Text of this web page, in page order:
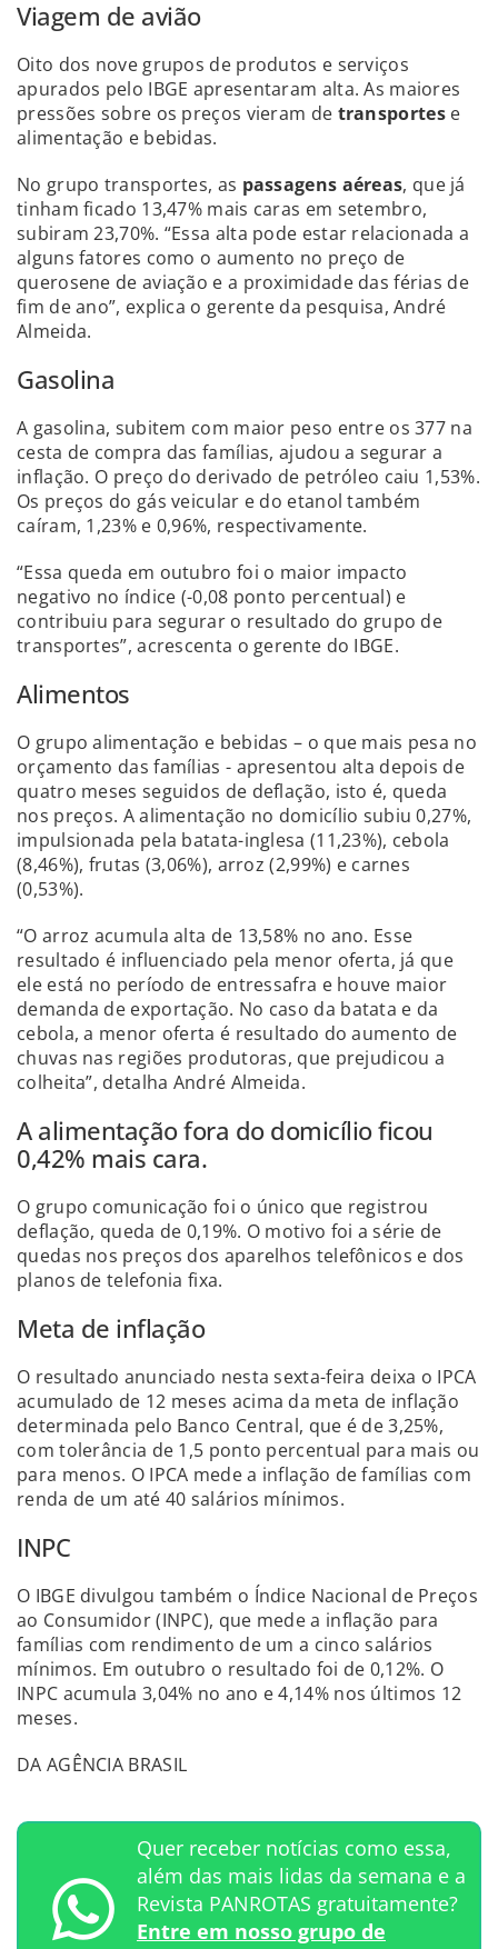
Viagem de avião
Oito dos nove grupos de produtos e serviços
apurados pelo IBGE apresentaram alta. As maiores
pressões sobre os preços vieram de transportese
alimentação e bebidas.
No grupo transportes, as passagens aéreas, que já
tinham ficado 13,47% mais caras em setembro,
subiram 23,70%. “Essa alta pode estar relacionada a
alguns fatores como o aumento no preço de
querosene de aviação e a proximidade das férias de
fim de ano”, explica o gerente da pesquisa, André
Almeida.
Gasolina
A gasolina, subitem com maior peso entre os 377 na
cesta de compra das famílias, ajudou a segurar a
inflação. O preço do derivado de petróleo caiu 1,53%.
Os preços do gás veicular e do etanol também
caíram, 1,23% e 0,96%, respectivamente.
“Essa queda em outubro foi o maior impacto
negativo no índice (-0,08 ponto percentual) e
contribuiu para segurar o resultado do grupo de
transportes”, acrescenta o gerente do IBGE.
Alimentos
O grupo alimentação e bebidas – o que mais pesa no
orçamento das famílias - apresentou alta depois de
quatro meses seguidos de deflação, isto é, queda
nos preços. A alimentação no domicílio subiu 0,27%,
impulsionada pela batata-inglesa (11,23%), cebola
(8,46%), frutas (3,06%), arroz (2,99%) e carnes
(0,53%).
“O arroz acumula alta de 13,58% no ano. Esse
resultado é influenciado pela menor oferta, já que
ele está no período de entressafra e houve maior
demanda de exportação. No caso da batata e da
cebola, a menor oferta é resultado do aumento de
chuvas nas regiões produtoras, que prejudicou a
colheita”, detalha André Almeida.
A alimentação fora do domicílio ficou
0,42% mais cara.
O grupo comunicação foi o único que registrou
deflação, queda de 0,19%. O motivo foi a série de
quedas nos preços dos aparelhos telefônicos e dos
planos de telefonia fixa.
Meta de inflação
O resultado anunciado nesta sexta-feira deixa o IPCA
acumulado de 12 meses acima da meta de inflação
determinada pelo Banco Central, que é de 3,25%,
com tolerância de 1,5 ponto percentual para mais ou
para menos. O IPCA mede a inflação de famílias com
renda de um até 40 salários mínimos.
INPC
O IBGE divulgou também o Índice Nacional de Preços
ao Consumidor (INPC), que mede a inflação para
famílias com rendimento de um a cinco salários
mínimos. Em outubro o resultado foi de 0,12%. O
INPC acumula 3,04% no ano e 4,14% nos últimos 12
meses.
DA AGÊNCIA BRASIL
Quer receber notícias como essa,
além das mais lidas da semana e a
Revista PANROTAS gratuitamente?
Entre em nosso grupo de